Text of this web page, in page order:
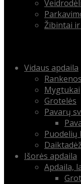
Žibintai
Skip Vidaus apdaila
Mygtukai
Grotelės
Pavarų
Puodelių
Išorės apdaila
Apdaila,